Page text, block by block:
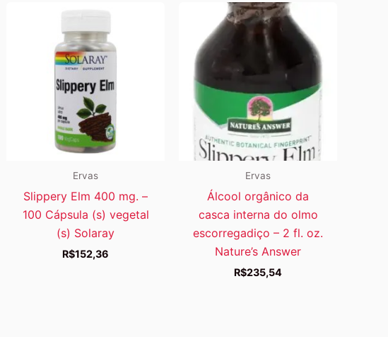
Ervas
Slippery Elm 400 mg. –
100 Cápsula (s) vegetal
(s) Solaray
R$152,36
Ervas
Álcool orgânico da
casca interna do olmo
escorregadiço – 2 fl. oz.
Nature’s Answer
R$235,54